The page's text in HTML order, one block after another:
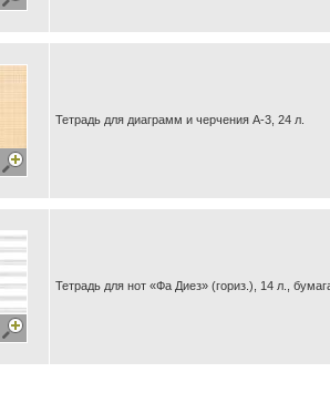
Тетрадь для диаграмм и черчения А-3, 24 л.
Тетрадь для нот «Фа Диез» (гориз.), 14 л.,